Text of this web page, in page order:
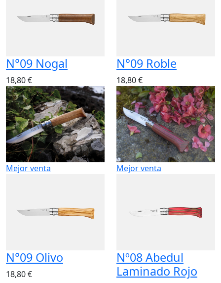
18,80 € 18,80 €
Mejor venta
18,80 €
Mejor venta
Laminado Rojo
31,70 €